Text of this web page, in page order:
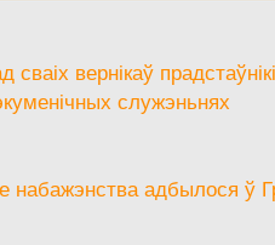
вернікаў
служэньнях
набажэнства адбылося ў